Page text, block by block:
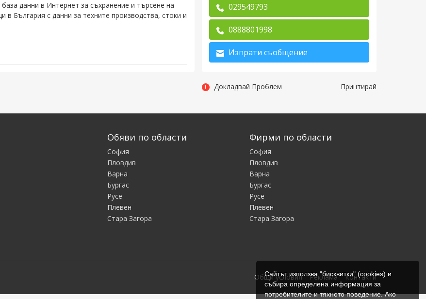
Сайтът използва "бисквитки" (cookies) и
събира определена информация за
потребителите и тяхното поведение. Ако
данни в Интернет за съхранение и търсене на
България с данни за техните производства, стоки и
029549793
0888801998
Изпрати съобщение
Докладвай Проблем Принтирай
Обяви по области
София
Пловдив
Варна
Бургас
Русе
Плевен
Стара Загора
Фирми по области
София
Пловдив
Варна
Бургас
Русе
Плевен
Стара Загора
Общи условия Реклама Контакти